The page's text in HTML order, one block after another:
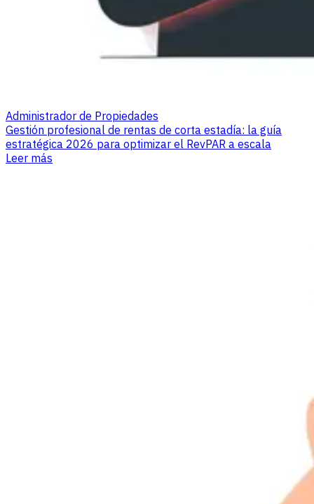
Administrador de Propiedades
Gestión profesional de rentas de corta estadía: la guía
estratégica 2026 para optimizar el RevPAR a escala
Leer más